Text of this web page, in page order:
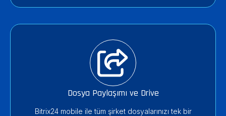
Dosya Paylaşımı ve Drive
Bitrix24 mobile ile tüm şirket dosyalarınızı tek bir